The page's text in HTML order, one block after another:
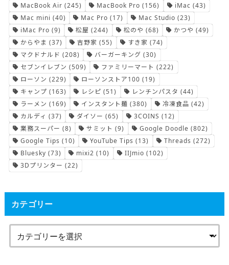
MacBook Air (245) MacBook Pro (156) iMac (43)
Mac mini (40) Mac Pro (17) Mac Studio (23)
iMac Pro (9) 松屋 (244) 松のや (68) かつや (49)
からやま (37) 吉野家 (55) すき家 (74)
マクドナルド (208) バーガーキング (30)
セブンイレブン (509) ファミリーマート (222)
ローソン (229) ローソンストア100 (19)
キャンプ (163) レシピ (51) レンチンパスタ (44)
ラーメン (169) インスタント麺 (380) 冷凍食品 (42)
カルディ (37) ダイソー (65) 3COINS (12)
業務スーパー (8) サミット (9) Google Doodle (802)
Google Tips (10) YouTube Tips (13) Threads (272)
Bluesky (73) mixi2 (10) IIJmio (102)
3Dプリンター (22)
カテゴリー